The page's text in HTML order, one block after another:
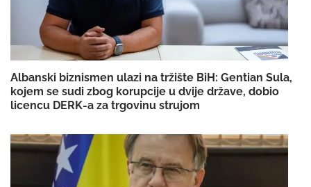
Albanski biznismen ulazi na tržište BiH: Gentian Sula,
kojem se sudi zbog korupcije u dvije države, dobio
licencu DERK-a za trgovinu strujom